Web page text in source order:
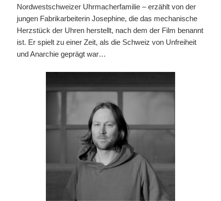
Nordwestschweizer Uhrmacherfamilie – erzählt von der
jungen Fabrikarbeiterin Josephine, die das mechanische
Herzstück der Uhren herstellt, nach dem der Film benannt
ist. Er spielt zu einer Zeit, als die Schweiz von Unfreiheit
und Anarchie geprägt war…